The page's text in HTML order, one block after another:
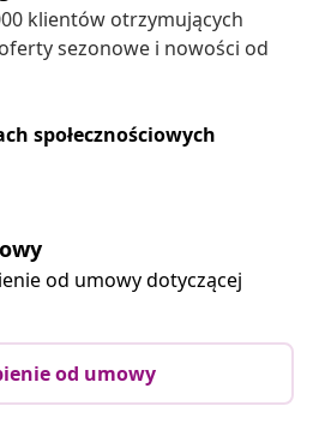
klientów otrzymujących
sezonowe i nowości od
społecznościowych
od umowy dotyczącej
od umowy